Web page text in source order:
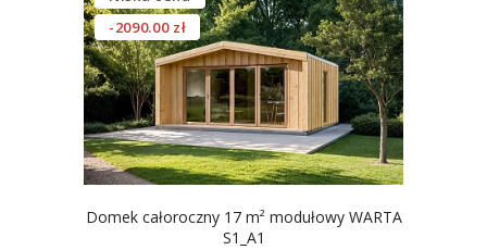
-2090.00 zł
Domek całoroczny 17 m² modułowy WARTA
S1_A1